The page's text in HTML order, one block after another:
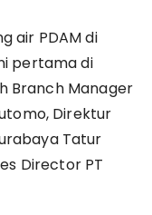
air PDAM di
pertama di
Branch Manager
Direktur
Tatur
Director PT